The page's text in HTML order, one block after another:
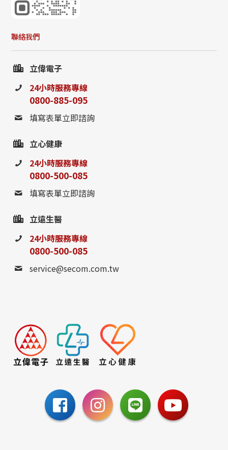
0800-885-095
請至聯絡我們填寫表單，
或撥打24小時免費諮詢電話
聯絡我們
立偉電子
24小時服務專線
0800-885-095
填寫表單立即諮詢
立心健康
24小時服務專線
0800-500-085
填寫表單立即諮詢
立遠生醫
24小時服務專線
0800-500-085
service@secom.com.tw